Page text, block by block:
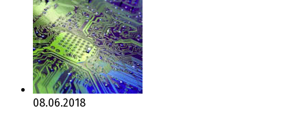
08.06.2018